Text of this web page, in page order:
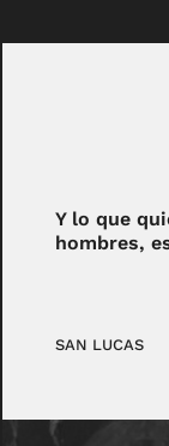
Y lo que
hombres,
SAN LUCAS